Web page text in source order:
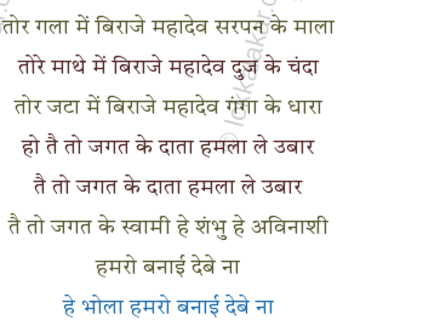
तोर गला में बिराजे महादेव सरपन के माला
तोरे माथे में बिराजे महादेव दुज के चंदा
तोर जटा में बिराजे महादेव गंगा के धारा
हो तै तो जगत के दाता हमला ले उबार
तै तो जगत के दाता हमला ले उबार
तै तो जगत के स्वामी हे शंभु हे अविनाशी
हमरो बनाई देबे ना
हे भोला हमरो बनाई देबे ना